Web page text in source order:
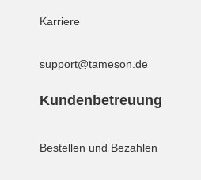
Karriere
support@tameson.de
Kundenbetreuung
Bestellen und Bezahlen